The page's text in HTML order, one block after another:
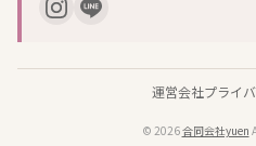
運営会社プライ
© 2026合同会社yuen